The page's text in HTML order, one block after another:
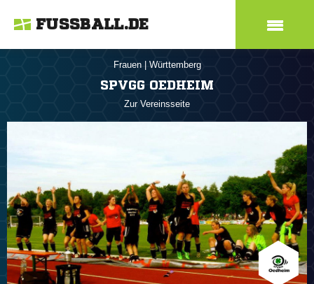
FUSSBALL.DE
Frauen Württemberg
SPVGG OEDHEIM
Zur Vereinsseite